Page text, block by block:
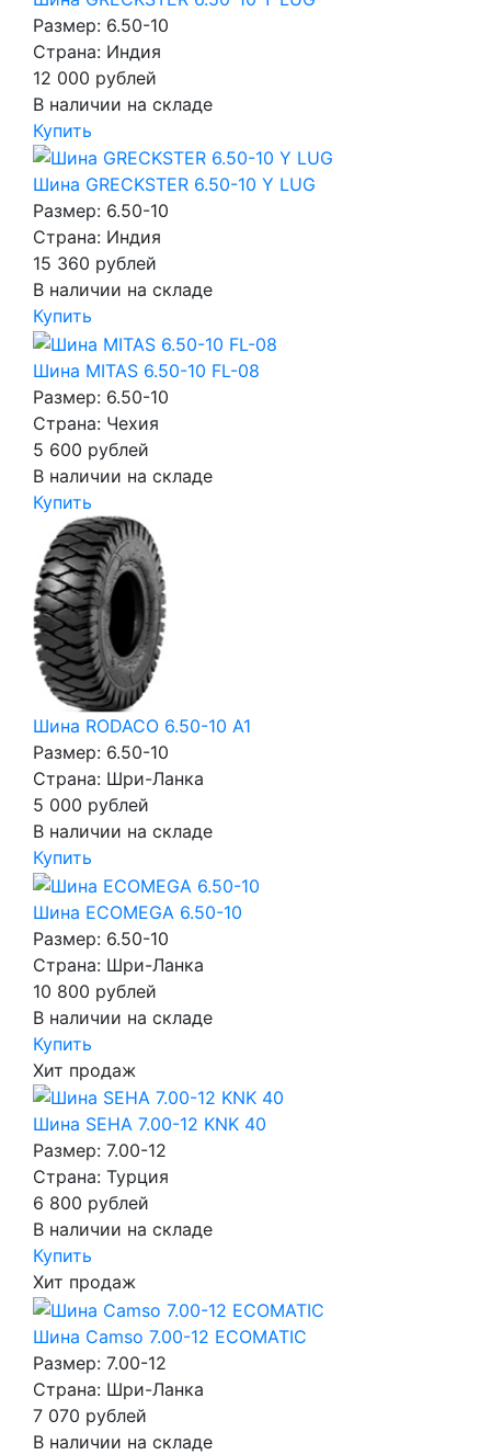
Размер: 6.50-10
Страна: Индия
12 000 рублей
В наличии на складе
Купить
Шина GRECKSTER 6.50-10 Y LUG
Размер: 6.50-10
Страна: Индия
15 360 рублей
В наличии на складе
Купить
Шина MITAS 6.50-10 FL-08
Размер: 6.50-10
Страна: Чехия
5 600 рублей
В наличии на складе
Купить
Шина RODACO 6.50-10 A1
Размер: 6.50-10
Страна: Шри-Ланка
5 000 рублей
В наличии на складе
Купить
Шина ECOMEGA 6.50-10
Размер: 6.50-10
Страна: Шри-Ланка
10 800 рублей
В наличии на складе
Купить
Хит продаж
Шина SEHA 7.00-12 KNK 40
Размер: 7.00-12
Страна: Турция
6 800 рублей
В наличии на складе
Купить
Хит продаж
Шина Camso 7.00-12 ECOMATIC
Размер: 7.00-12
Страна: Шри-Ланка
7 070 рублей
В наличии на складе